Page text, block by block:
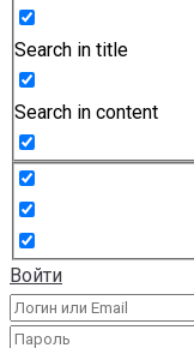
Search in title
Search in content
Войти